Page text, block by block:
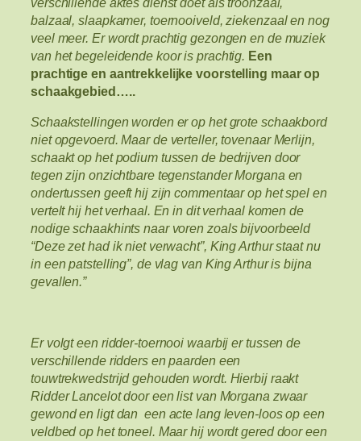
balzaal, slaapkamer, toernooiveld, ziekenzaal en nog
veel meer. Er wordt prachtig gezongen en de muziek
van het begeleidende koor is prachtig. Een
prachtige en aantrekkelijke voorstelling maar op
schaakgebied…..
Schaakstellingen worden er op het grote schaakbord
niet opgevoerd. Maar de verteller, tovenaar Merlijn,
schaakt op het podium tussen de bedrijven door
tegen zijn onzichtbare tegenstander Morgana en
ondertussen geeft hij zijn commentaar op het spel en
vertelt hij het verhaal. En in dit verhaal komen de
nodige schaakhints naar voren zoals bijvoorbeeld
“Deze zet had ik niet verwacht”, King Arthur staat nu
in een patstelling”, de vlag van King Arthur is bijna
gevallen.”
Er volgt een ridder-toernooi waarbij er tussen de
verschillende ridders en paarden een
touwtrekwedstrijd gehouden wordt. Hierbij raakt
Ridder Lancelot door een list van Morgana zwaar
gewond en ligt dan een acte lang leven-loos op een
veldbed op het toneel. Maar hij wordt gered door een